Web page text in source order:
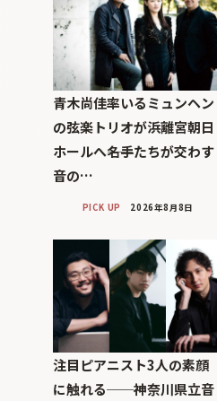
青木尚佳率いるミュンヘン
の弦楽トリオが浜離宮朝日
ホールへ――名手たちが交わす
音の…
PICK UP 2026年8月8日
注目ピアニスト3人の素顔
に触れる──神奈川県立音